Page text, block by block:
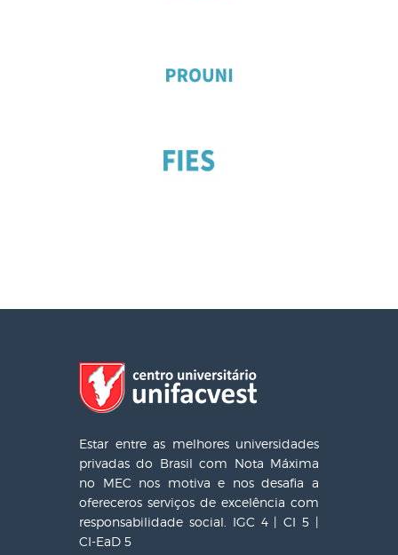
Estar entre as melhores universidades
privadas do Brasil com Nota Máxima
no MEC nos motiva e nos desafia a
ofereceros serviços de excelência com
responsabilidade social. IGC 4 | CI 5 |
CI-EaD 5